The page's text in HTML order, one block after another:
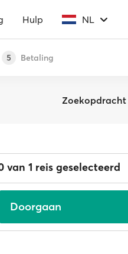
Hulp NL
5 Betaling
Zoekopdracht
van 1 reis geselecteerd
Doorgaan